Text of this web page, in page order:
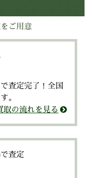
ご用意
査定完了！全国
。
取の流れを見る
査定